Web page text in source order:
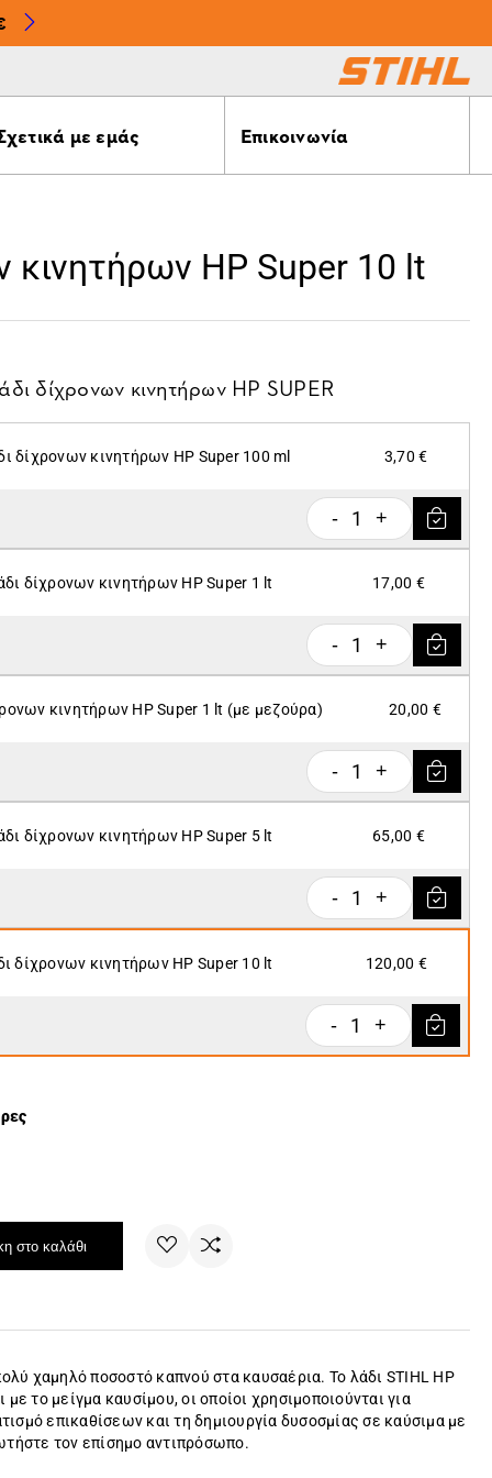
με εμάς Επικοινωνία
κινητήρων ΗP Super 10 lt
δίχρονων κινητήρων HP SUPER
δίχρονων κινητήρων HP Super 100 ml 3,70 €
- 1 +
δίχρονων κινητήρων ΗP Super 1 lt 17,00 €
- 1 +
κινητήρων ΗP Super 1 lt (με μεζούρα) 20,00 €
- 1 +
δίχρονων κινητήρων ΗP Super 5 lt 65,00 €
- 1 +
δίχρονων κινητήρων ΗP Super 10 lt 120,00 €
- 1 +
στο καλάθι
χαμηλό ποσοστό καπνού στα καυσαέρια. Το λάδι STIHL HP
το μείγμα καυσίμου, οι οποίοι χρησιμοποιούνται για
επικαθίσεων και τη δημιουργία δυσοσμίας σε καύσιμα με
τον επίσημο αντιπρόσωπο.